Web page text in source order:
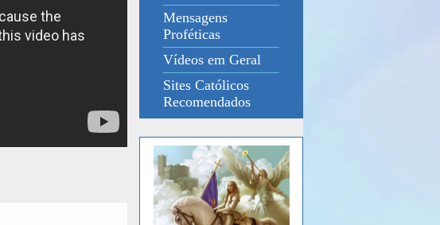
Mensagens
Proféticas
Vídeos em Geral
Sites Católicos
Recomendados